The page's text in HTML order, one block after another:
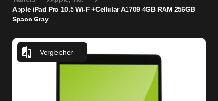
Apple iPad Pro 10.5 Wi-Fi+Cellular A1709 4GB RAM 256GB
Space Gray
Vergleichen